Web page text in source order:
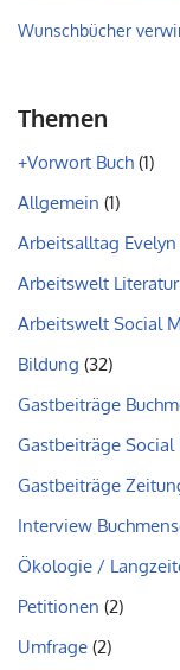
Wunschbücher
Themen
+Vorwort Buch (1)
Allgemein (1)
Arbeitsalltag
Arbeitswelt Literatur
Arbeitswelt Social
Bildung (32)
Gastbeiträge
Gastbeiträge Social
Gastbeiträge
Interview
Ökologie /
Petitionen (2)
Umfrage (2)